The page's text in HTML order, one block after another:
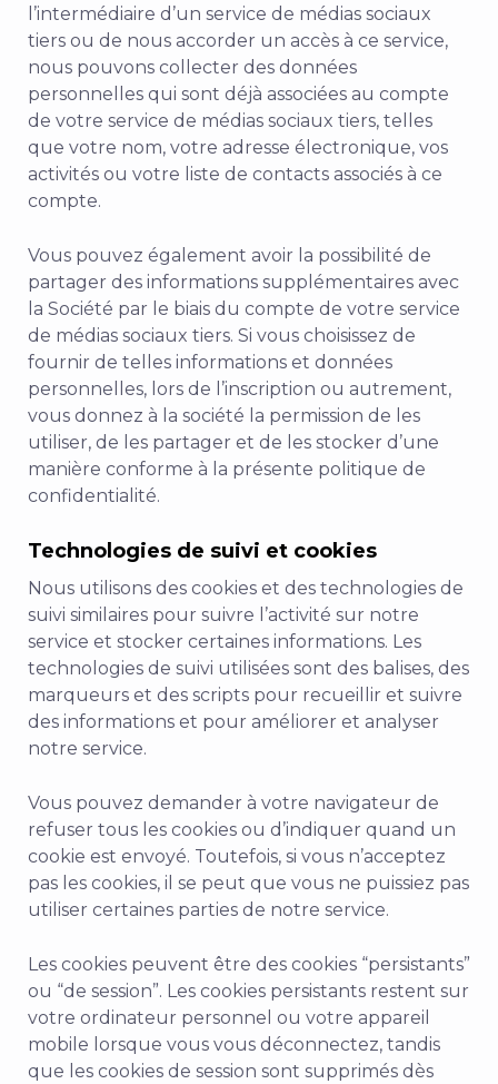
l’intermédiaire d’un service de médias sociaux
tiers ou de nous accorder un accès à ce service,
nous pouvons collecter des données
personnelles qui sont déjà associées au compte
de votre service de médias sociaux tiers, telles
que votre nom, votre adresse électronique, vos
activités ou votre liste de contacts associés à ce
compte.
Vous pouvez également avoir la possibilité de
partager des informations supplémentaires avec
la Société par le biais du compte de votre service
de médias sociaux tiers. Si vous choisissez de
fournir de telles informations et données
personnelles, lors de l’inscription ou autrement,
vous donnez à la société la permission de les
utiliser, de les partager et de les stocker d’une
manière conforme à la présente politique de
confidentialité.
Technologies de suivi et cookies
Nous utilisons des cookies et des technologies de
suivi similaires pour suivre l’activité sur notre
service et stocker certaines informations. Les
technologies de suivi utilisées sont des balises, des
marqueurs et des scripts pour recueillir et suivre
des informations et pour améliorer et analyser
notre service.
Vous pouvez demander à votre navigateur de
refuser tous les cookies ou d’indiquer quand un
cookie est envoyé. Toutefois, si vous n’acceptez
pas les cookies, il se peut que vous ne puissiez pas
utiliser certaines parties de notre service.
Les cookies peuvent être des cookies “persistants”
ou “de session”. Les cookies persistants restent sur
votre ordinateur personnel ou votre appareil
mobile lorsque vous vous déconnectez, tandis
que les cookies de session sont supprimés dès